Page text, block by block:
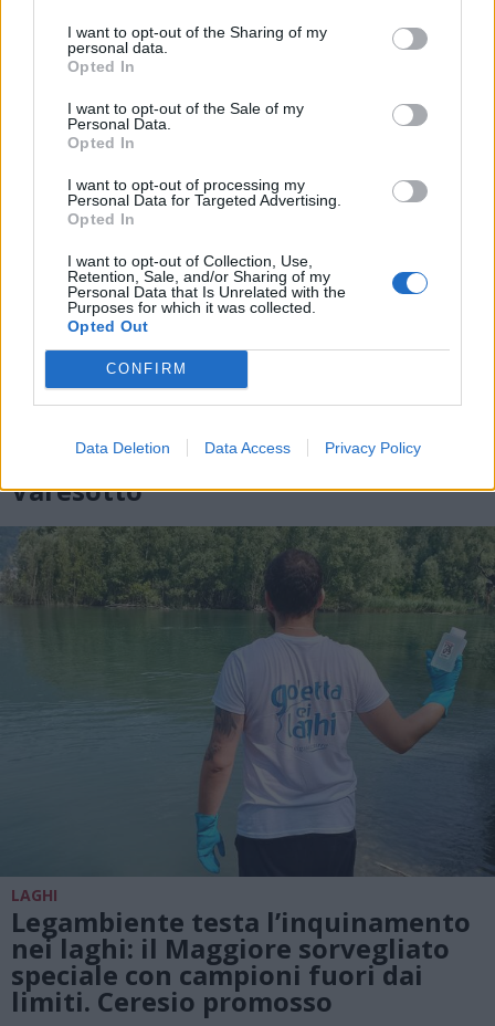
I want to opt-out of the Sharing of my
personal data.
Opted In
I want to opt-out of the Sale of my
Personal Data.
Opted In
I want to opt-out of processing my
Personal Data for Targeted Advertising.
Opted In
I want to opt-out of Collection, Use,
Retention, Sale, and/or Sharing of my
Personal Data that Is Unrelated with the
Purposes for which it was collected.
Opted Out
CONFIRM
Data Deletion Data Access Privacy Policy
BIODIVERSITÀ
Dalla riserva naturale di Ganna al
Lago Maggiore, mezzo milione di
euro per la biodiversità nel
Varesotto
LAGHI
Legambiente testa l’inquinamento
nei laghi: il Maggiore sorvegliato
speciale con campioni fuori dai
limiti. Ceresio promosso